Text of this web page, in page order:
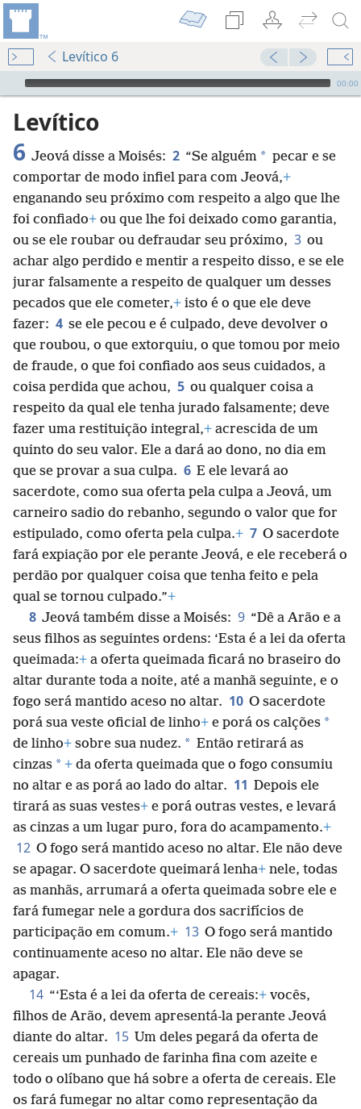
Levítico 6
Audio Player
00:00
Levítico
6 Jeová disse a Moisés: 2 “Se alguém * pecar e se
comportar de modo infiel para com Jeová,+
enganando seu próximo com respeito a algo que lhe
foi confiado+ ou que lhe foi deixado como garantia,
ou se ele roubar ou defraudar seu próximo, 3 ou
achar algo perdido e mentir a respeito disso, e se ele
jurar falsamente a respeito de qualquer um desses
pecados que ele cometer,+ isto é o que ele deve
fazer: 4 se ele pecou e é culpado, deve devolver o
que roubou, o que extorquiu, o que tomou por meio
de fraude, o que foi confiado aos seus cuidados, a
coisa perdida que achou, 5 ou qualquer coisa a
respeito da qual ele tenha jurado falsamente; deve
fazer uma restituição integral,+ acrescida de um
quinto do seu valor. Ele a dará ao dono, no dia em
que se provar a sua culpa. 6 E ele levará ao
sacerdote, como sua oferta pela culpa a Jeová, um
carneiro sadio do rebanho, segundo o valor que for
estipulado, como oferta pela culpa.+ 7 O sacerdote
fará expiação por ele perante Jeová, e ele receberá o
perdão por qualquer coisa que tenha feito e pela
qual se tornou culpado.”+
8 Jeová também disse a Moisés: 9 “Dê a Arão e a
seus filhos as seguintes ordens: ‘Esta é a lei da oferta
queimada:+ a oferta queimada ficará no braseiro do
altar durante toda a noite, até a manhã seguinte, e o
fogo será mantido aceso no altar. 10 O sacerdote
porá sua veste oficial de linho+ e porá os calções *
de linho+ sobre sua nudez. * Então retirará as
cinzas * + da oferta queimada que o fogo consumiu
no altar e as porá ao lado do altar. 11 Depois ele
tirará as suas vestes+ e porá outras vestes, e levará
as cinzas a um lugar puro, fora do acampamento.+
12 O fogo será mantido aceso no altar. Ele não deve
se apagar. O sacerdote queimará lenha+ nele, todas
as manhãs, arrumará a oferta queimada sobre ele e
fará fumegar nele a gordura dos sacrifícios de
participação em comum.+ 13 O fogo será mantido
continuamente aceso no altar. Ele não deve se
apagar.
14 “‘Esta é a lei da oferta de cereais:+ vocês,
filhos de Arão, devem apresentá-la perante Jeová
diante do altar. 15 Um deles pegará da oferta de
cereais um punhado de farinha fina com azeite e
todo o olíbano que há sobre a oferta de cereais. Ele
os fará fumegar no altar como representação da